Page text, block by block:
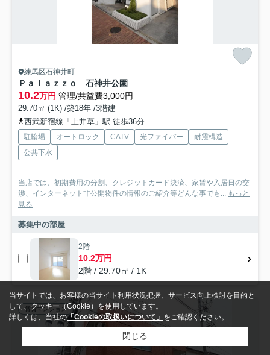
練馬区石神井町
Ｐａｌａｚｚｏ 石神井公園
10.2万円 管理/共益費3,000円
29.70㎡ (1K) /築18年 /3階建
西武新宿線「上井草」駅 徒歩36分
駐輪場 オートロック CATV 光ファイバー
耐震構造
公共下水
当店では、初期費用の分割、クレジットカード決済、家賃や入居日の交
渉、インターネット非公開物件の情報のご紹介等どんな事でも...
もっと
見る
募集中の部屋
2階
10.2万円
2階 / 29.70㎡ / 1K
賃貸マンション
当サイトでは、お客様の当サイト利用状況把握、サービス向上検討を目的と
して、クッキー（Cookie）を使用しています。
詳しくは、当社の「Cookieの取扱いについて」 をご確認ください。
閉じる